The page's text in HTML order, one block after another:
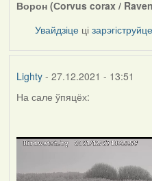
Ворон (Сorvus corax /
Увайдзіце ці
Lighty- 27.12.2021 - 13:51
На сале ўпяцёх: